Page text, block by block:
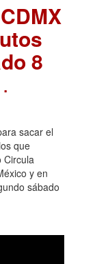
8
.
sacar el
que
Circula
y en
sábado